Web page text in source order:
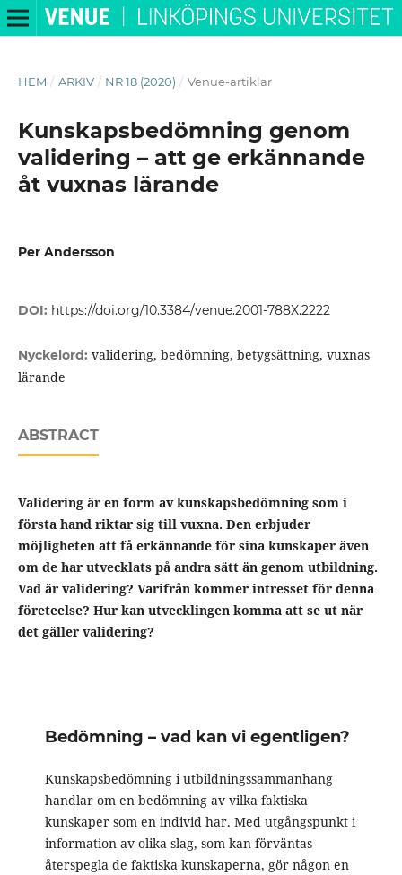
HEM / ARKIV / NR 18 (2020) / Venue-artiklar
Kunskapsbedömning genom
validering – att ge erkännande
åt vuxnas lärande
Per Andersson
DOI: https://doi.org/10.3384/venue.2001-788X.2222
Nyckelord: validering, bedömning, betygsättning, vuxnas
lärande
ABSTRACT
Validering är en form av kunskapsbedömning som i
första hand riktar sig till vuxna. Den erbjuder
möjligheten att få erkännande för sina kunskaper även
om de har utvecklats på andra sätt än genom utbildning.
Vad är validering? Varifrån kommer intresset för denna
företeelse? Hur kan utvecklingen komma att se ut när
det gäller validering?
Bedömning – vad kan vi egentligen?
Kunskapsbedömning i utbildningssammanhang
handlar om en bedömning av vilka faktiska
kunskaper som en individ har. Med utgångspunkt i
information av olika slag, som kan förväntas
återspegla de faktiska kunskaperna, gör någon en